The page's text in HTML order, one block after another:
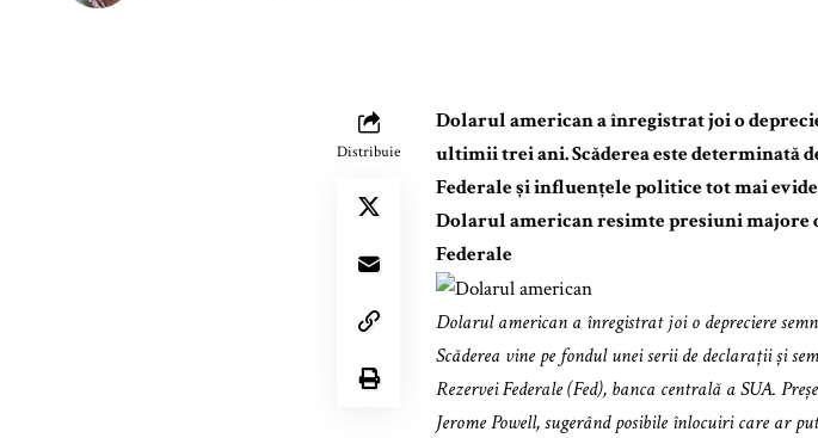
Distribuie
Dolarul american a înregistrat joi o
ultimii trei ani. Scăderea este determinată
Federale și influențele politice tot mai
Dolarul american resimte presiuni majore
Federale
Dolarul american a înregistrat joi o depreciere
Scăderea vine pe fondul unei serii de declarații și
Rezervei Federale (Fed), banca centrală a SUA.
Jerome Powell, sugerând posibile înlocuiri care ar